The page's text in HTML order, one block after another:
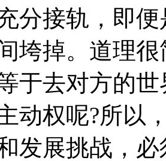
分接轨，即
垮掉。道理
于去对方的
动权呢?所以
发展挑战，